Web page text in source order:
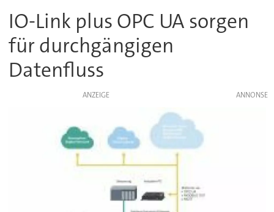
IO-Link plus OPC UA sorgen
für durchgängigen
Datenfluss
ANZEIGE